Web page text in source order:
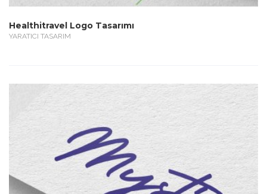
Healthitravel Logo Tasarımı
YARATICI TASARIM